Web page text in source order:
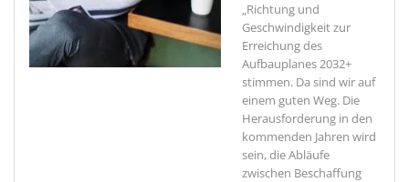
„Richtung und
Geschwindigkeit zur
Erreichung des
Aufbauplanes 2032+
stimmen. Da sind wir auf
einem guten Weg. Die
Herausforderung in den
kommenden Jahren wird
sein, die Abläufe
zwischen Beschaffung